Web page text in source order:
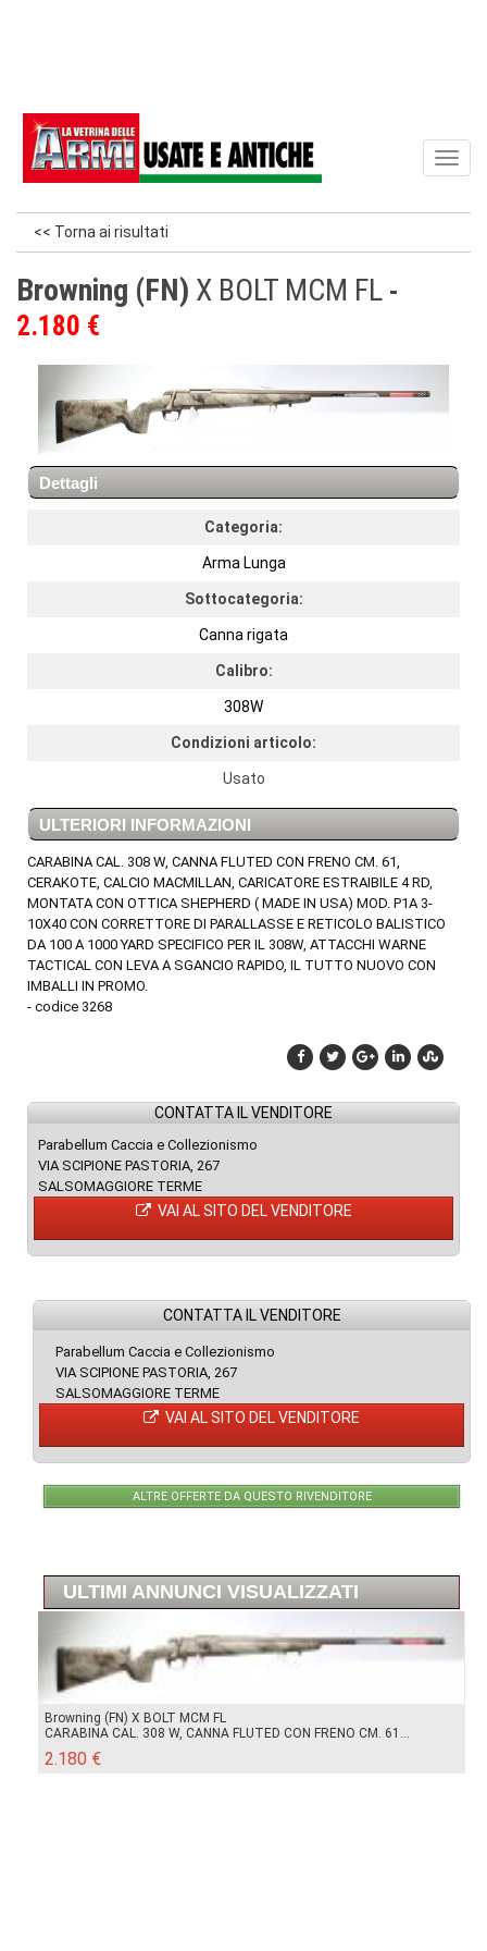
<< Torna ai risultati
Browning (FN) X BOLT MCM FL
2.180 €
Dettagli
Categoria:
Arma Lunga
Sottocategoria:
Canna rigata
Calibro:
308W
Condizioni articolo:
Usato
ULTERIORI INFORMAZIONI
CARABINA CAL. 308 W, CANNA FLUTED CON FRENO CM. 61,
CERAKOTE, CALCIO MACMILLAN, CARICATORE ESTRAIBILE 4 RD,
MONTATA CON OTTICA SHEPHERD ( MADE IN USA) MOD. P1A 3-
10X40 CON CORRETTORE DI PARALLASSE E RETICOLO BALISTICO
DA 100 A 1000 YARD SPECIFICO PER IL 308W, ATTACCHI WARNE
TACTICAL CON LEVA A SGANCIO RAPIDO, IL TUTTO NUOVO CON
IMBALLI IN PROMO.
- codice 3268
CONTATTA IL VENDITORE
Parabellum Caccia e Collezionismo
VIA SCIPIONE PASTORIA, 267
SALSOMAGGIORE TERME
VAI AL SITO DEL VENDITORE
CONTATTA IL VENDITORE
Parabellum Caccia e Collezionismo
VIA SCIPIONE PASTORIA, 267
SALSOMAGGIORE TERME
VAI AL SITO DEL VENDITORE
ALTRE OFFERTE DA QUESTO RIVENDITORE
ULTIMI ANNUNCI VISUALIZZATI
Browning (FN) X BOLT MCM FL
CARABINA CAL. 308 W, CANNA FLUTED CON FRENO CM. 61...
2.180 €